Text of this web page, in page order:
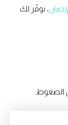
، نوفّر لك
الضغوط.